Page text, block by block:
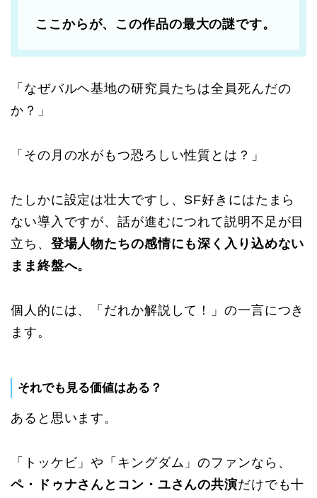
ここからが、この作品の最大の謎です。
「なぜバルヘ基地の研究員たちは全員死んだの
か？」
「その月の水がもつ恐ろしい性質とは？」
たしかに設定は壮大ですし、SF好きにはたまら
ない導入ですが、話が進むにつれて説明不足が目
立ち、 登場人物たちの感情にも深く入り込めない
まま終盤へ。
個人的には、「だれか解説して！」の一言につき
ます。
それでも見る価値はある？
あると思います。
「トッケビ」や「キングダム」のファンなら、
ペ・ドゥナさんとコン・ユさんの共演だけでも十